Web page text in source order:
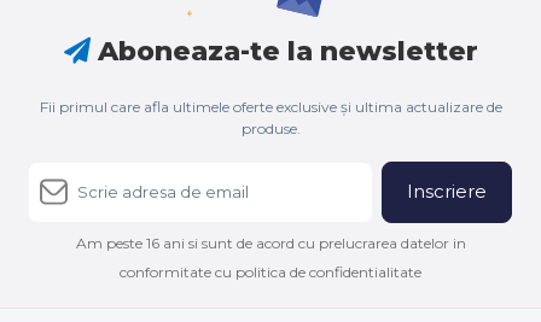
Aboneaza-te la newsletter
Fii primul care afla ultimele oferte exclusive și ultima actualizare de
produse.
Inscriere
Am peste 16 ani si sunt de acord cu prelucrarea datelor in
conformitate cu politica de confidentialitate